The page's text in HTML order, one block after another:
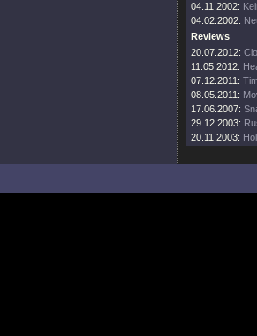
04.11.2002:
04.02.2002:
Reviews
20.07.2012:
11.05.2012:
07.12.2011:
08.05.2011:
17.06.2007:
29.12.2003:
20.11.2003: